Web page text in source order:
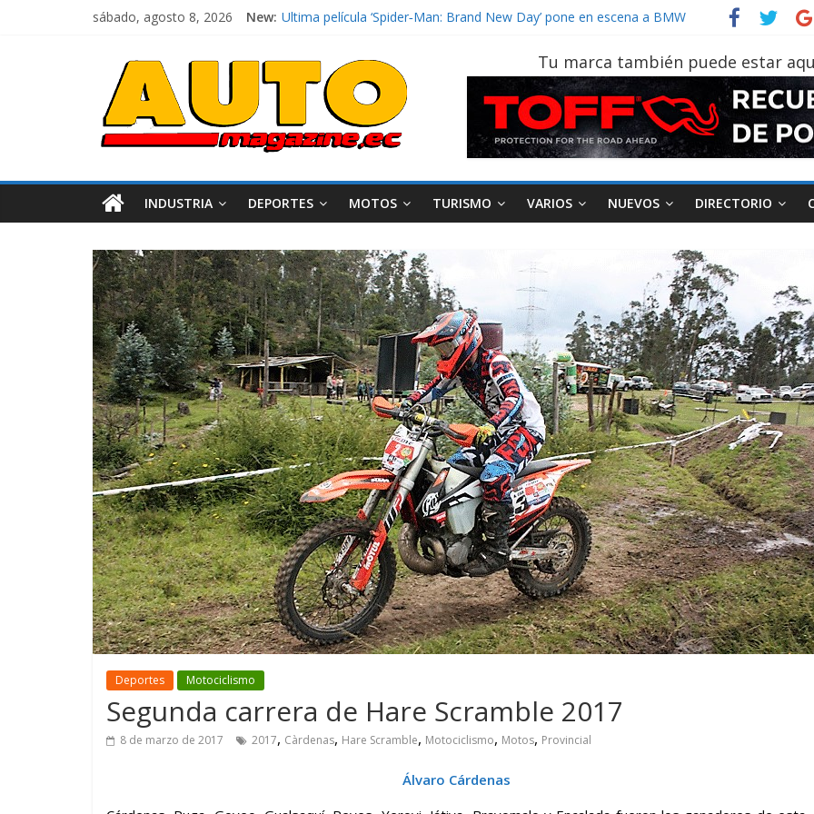
sábado, agosto 8, 2026 New: El costo de tener un vehículo gana protagonismo a la hora de decidir
¿Qué puede pasar con tu vehículo si permanece varios días sin usar?
La Vuelta al Ecuador 2026, edición 47ª, recorre 7 provincias en 8 días
La FEDAK recibe 12 Sinotruk Bolden para cubrir las rutas de La Vuelta
Tu marca también puede estar
INDUSTRIA DEPORTES MOTOS TURISMO VARIOS NUEVOS DIRECTORIO
Deportes Motociclismo
Segunda carrera de Hare Scramble 2017
8 de marzo de 2017 2017, Càrdenas, Hare Scramble, Motociclismo, Motos, Provincial
Álvaro Cárdenas
Movilidad Varios
GM reafirma su
compromiso con movilidad
más segura y conectada
Movilidad Turismo Varios
¿Qué puede pasar con tu
vehículo si permanece
varios días sin usar?
AEADE Industria Motociclismo
Movilidad
Campaña busca cambiar
destino de los
en la región